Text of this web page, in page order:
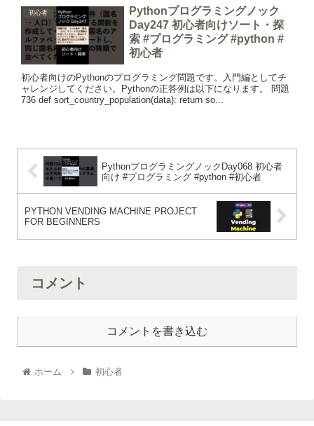
初心者
Pythonプログラミングノック
Day247 初心者向けソート・探
索 #プログラミング #python #
初心者
初心者向けのPythonのプログラミング問題です。入門編としてチ
ャレンジしてください。Pythonの正答例は以下になります。 問題
736 def sort_country_population(data): return so...
PythonプログラミングノックDay068 初心者
向け #プログラミング #python #初心者
PYTHON VENDING MACHINE PROJECT
FOR BEGINNERS
コメント
コメントを書き込む
ホーム 初心者